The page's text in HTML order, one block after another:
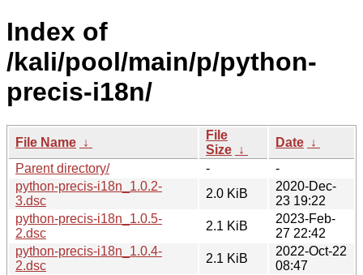
Index of
/kali/pool/main/p/python-
precis-i18n/
File Name ↓
File
Size ↓
Date ↓
Parent directory/
-
-
python-precis-i18n_1.0.2-
3.dsc
2.0 KiB
2020-Dec-
23 19:22
python-precis-i18n_1.0.5-
2.dsc
2.1 KiB
2023-Feb-
27 22:42
python-precis-i18n_1.0.4-
2.dsc
2.1 KiB
2022-Oct-22
08:47